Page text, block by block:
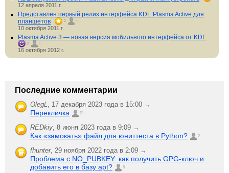
12 апреля 2011 г.
Представлен первый релиз интерфейса KDE Plasma Active для
планшетов
2 4
10 октября 2011 г.
Plasma Active 3 — новая версия мобильного интерфейса от KDE
2 1
16 октября 2012 г.
Последние комментарии
OlegL, 17 декабря 2023 года в 15:00 →
Перекличка 21
REDkiy, 8 июня 2023 года в 9:09 →
Как «замокать» файл для юниттеста в Python? 2
fhunter, 29 ноября 2022 года в 2:09 →
Проблема с NO_PUBKEY: как получить GPG-ключ и
добавить его в базу apt?
6